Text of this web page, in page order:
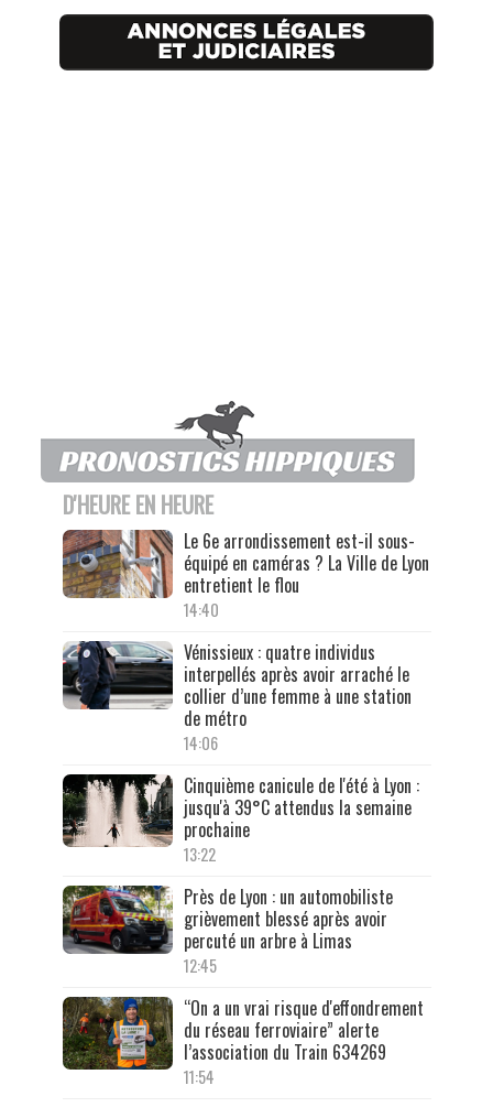
D'HEURE EN HEURE
Le 6e arrondissement est-il sous-
équipé en caméras ? La Ville de Lyon
entretient le flou
14:40
Vénissieux : quatre individus
interpellés après avoir arraché le
collier d’une femme à une station
de métro
14:06
Cinquième canicule de l'été à Lyon :
jusqu'à 39°C attendus la semaine
prochaine
13:22
Près de Lyon : un automobiliste
grièvement blessé après avoir
percuté un arbre à Limas
12:45
“On a un vrai risque d'effondrement
du réseau ferroviaire” alerte
l’association du Train 634269
11:54